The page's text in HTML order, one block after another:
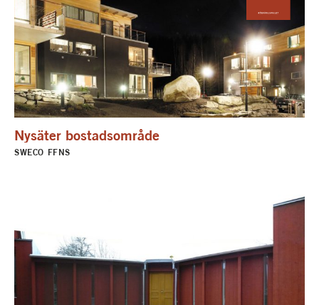
Nysäter bostadsområde
SWECO FFNS